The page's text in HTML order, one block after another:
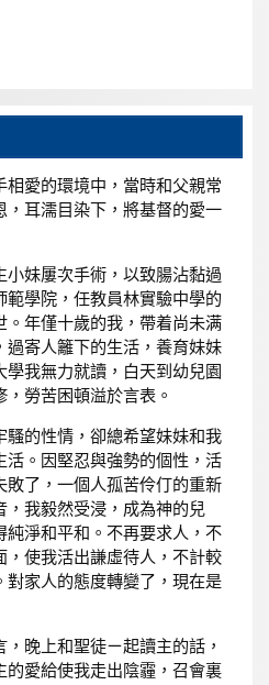
愛的環境中，當時和父親常
，耳濡目染下，將基督的愛一
小妹屢次手術，以致腸沾黏過
學院，任教員林實驗中學的
。年僅十歲的我，帶着尚未满
過寄人籬下的生活，養育妹妹
我無力就讀，白天到幼兒園
勞苦困頓溢於言表。
騷的性情，卻總希望妹妹和我
活。因堅忍與強勢的個性，活
敗了，一個人孤苦伶仃的重新
，我毅然受浸，成為神的兒
純淨和平和。不再要求人，不
，使我活出謙虛待人，不計較
對家人的態度轉變了，現在是
晚上和聖徒ㄧ起讀主的話，
的愛給使我走出陰霾，召會裏